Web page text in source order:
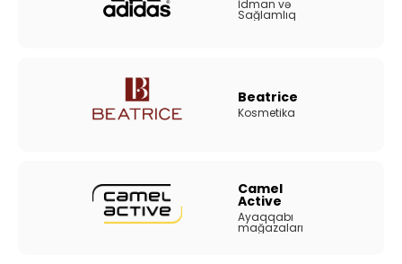
İdman və
Sağlamlıq
Beatrice
Kosmetika
Camel
Active
Ayaqqabı
mağazaları